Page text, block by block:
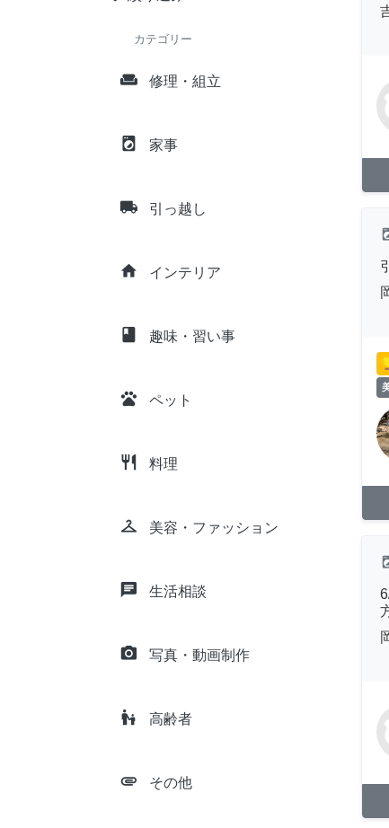
カテゴリー
weekend 修理・組立
local_laundry_service 家事
local_shipping 引っ越し
home インテリア
class 趣味・習い事
pets ペット
restaurant 料理
checkroom 美容・ファッション
chat 生活相談
camera_alt 写真・動画制作
escalator_warning 高齢者
attachment その他